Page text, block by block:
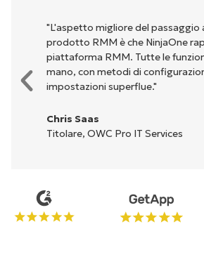
"L'aspetto migliore del passaggio
prodotto RMM è che NinjaOne
piattaforma RMM. Tutte le
mano, con metodi di
impostazioni superflue."
Chris Saas
Titolare, OWC Pro IT Services